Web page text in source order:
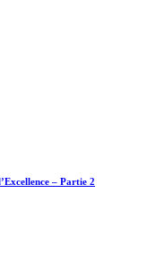
– Partie 2